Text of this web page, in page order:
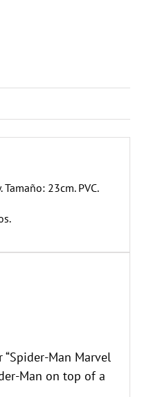
23cm. PVC.
Man Marvel
Man on top of a